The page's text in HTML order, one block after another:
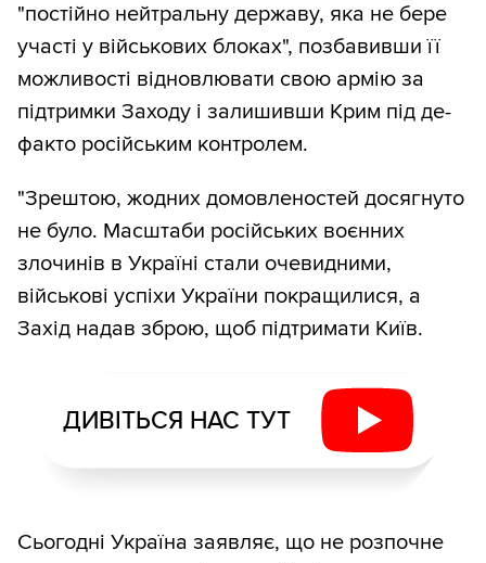
"постійно нейтральну державу, яка не бере
участі у військових блоках", позбавивши її
можливості відновлювати свою армію за
підтримки Заходу і залишивши Крим під де-
факто російським контролем.
"Зрештою, жодних домовленостей досягнуто
не було. Масштаби російських воєнних
злочинів в Україні стали очевидними,
військові успіхи України покращилися, а
Захід надав зброю, щоб підтримати Київ.
ДИВІТЬСЯ НАС ТУТ
Сьогодні Україна заявляє, що не розпочне